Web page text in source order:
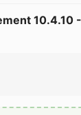
10.4.10